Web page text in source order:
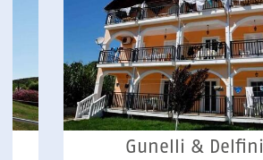
Gunelli & Delfini